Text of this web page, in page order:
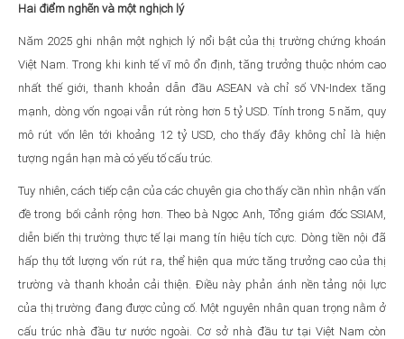
Hai điểm nghẽn và một nghịch lý
Năm 2025 ghi nhận một nghịch lý nổi bật của thị trường chứng khoán
Việt Nam. Trong khi kinh tế vĩ mô ổn định, tăng trưởng thuộc nhóm cao
nhất thế giới, thanh khoản dẫn đầu ASEAN và chỉ số VN-Index tăng
mạnh, dòng vốn ngoại vẫn rút ròng hơn 5 tỷ USD. Tính trong 5 năm, quy
mô rút vốn lên tới khoảng 12 tỷ USD, cho thấy đây không chỉ là hiện
tượng ngắn hạn mà có yếu tố cấu trúc.
Tuy nhiên, cách tiếp cận của các chuyên gia cho thấy cần nhìn nhận vấn
đề trong bối cảnh rộng hơn. Theo bà Ngọc Anh, Tổng giám đốc SSIAM,
diễn biến thị trường thực tế lại mang tín hiệu tích cực. Dòng tiền nội đã
hấp thụ tốt lượng vốn rút ra, thể hiện qua mức tăng trưởng cao của thị
trường và thanh khoản cải thiện. Điều này phản ánh nền tảng nội lực
của thị trường đang được củng cố. Một nguyên nhân quan trọng nằm ở
cấu trúc nhà đầu tư nước ngoài. Cơ sở nhà đầu tư tại Việt Nam còn